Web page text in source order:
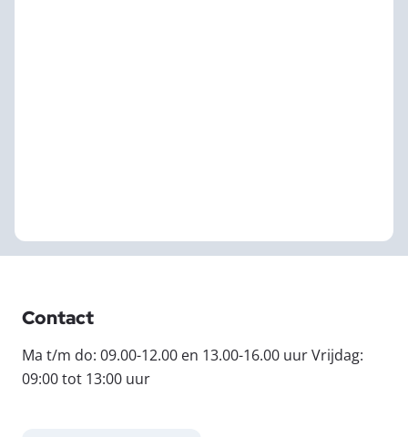
Contact
Ma t/m do: 09.00-12.00 en 13.00-16.00 uur Vrijdag:
09:00 tot 13:00 uur